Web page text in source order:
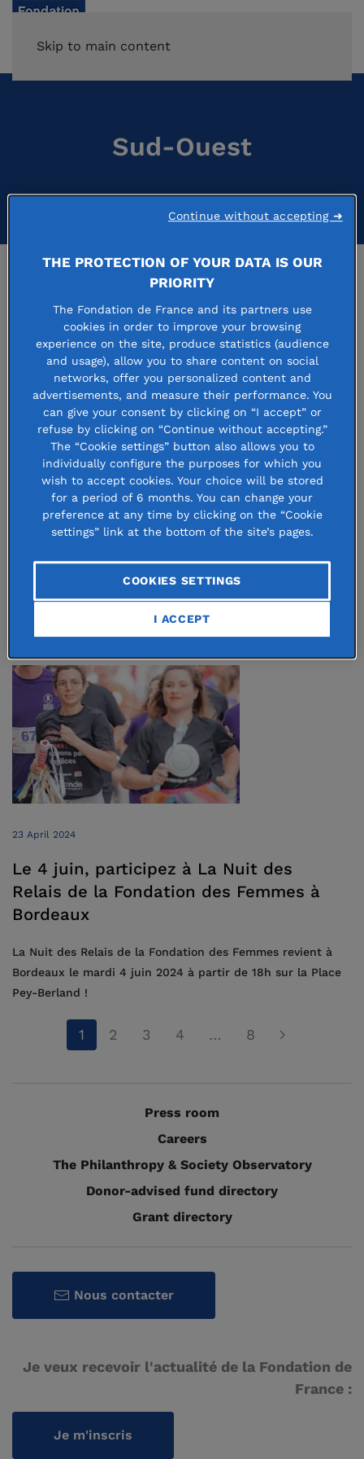
Skip to main content
Sud-Ouest
20 October 2025
L’Académie MANO mise sur l’égalité des
chances dans le cinéma
Le 15 octobre dernier, 24 jeunes talents ont fait leur
nouvelle école de cinéma et d’audiovisuel qui s’adresse en
priorité à des jeunes souvent éloignés des formations
classiques du secteur. ...
23 April 2024
Le 4 juin, participez à La Nuit des
Relais de la Fondation des Femmes à
Bordeaux
La Nuit des Relais de la Fondation des Femmes revient à
Bordeaux le mardi 4 juin 2024 à partir de 18h sur la Place
Pey-Berland !
1 2 3 4 … 8
Press room
Careers
The Philanthropy & Society Observatory
Donor-advised fund directory
Grant directory
Nous contacter
Je veux recevoir l'actualité de la Fondation de
France :
Je m'inscris
THE PROTECTION OF YOUR DATA IS OUR
PRIORITY
The Fondation de France and its partners use
cookies in order to improve your browsing
experience on the site, produce statistics (audience
and usage), allow you to share content on social
networks, offer you personalized content and
advertisements, and measure their performance. You
can give your consent by clicking on “I accept” or
refuse by clicking on “Continue without accepting.”
The “Cookie settings” button also allows you to
individually configure the purposes for which you
wish to accept cookies. Your choice will be stored
for a period of 6 months. You can change your
preference at any time by clicking on the “Cookie
settings” link at the bottom of the site’s pages.
COOKIES SETTINGS
I ACCEPT
Continue without accepting ➜